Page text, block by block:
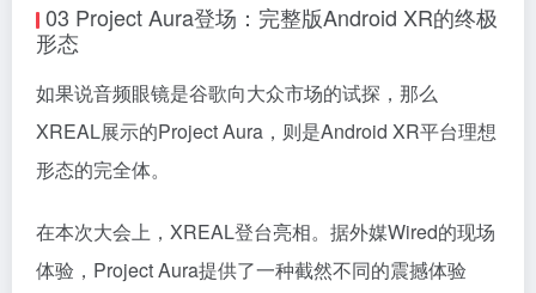
03 Project Aura登场：完整版Android XR的终极
形态
如果说音频眼镜是谷歌向大众市场的试探，那么
XREAL展示的Project Aura，则是Android XR平台理想
形态的完全体。
在本次大会上，XREAL登台亮相。据外媒Wired的现场
体验，Project Aura提供了一种截然不同的震撼体验